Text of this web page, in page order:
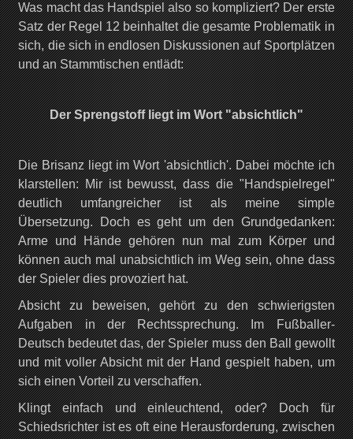
Was macht das Handspiel also so kompliziert? Der erste
Satz der Regel 12 beinhaltet die gesamte Problematik in
sich, die sich in endlosen Diskussionen auf Sportplätzen
und an Stammtischen entlädt:
Der Sprengstoff liegt im Wort "absichtlich"
Die Brisanz liegt im Wort 'absichtlich'. Dabei möchte ich
klarstellen: Mir ist bewusst, dass die "Handspielregel"
deutlich umfangreicher ist als meine simple
Übersetzung. Doch es geht um den Grundgedanken:
Arme und Hände gehören nun mal zum Körper und
können auch mal unabsichtlich im Weg sein, ohne dass
der Spieler dies provoziert hat.
Absicht zu beweisen, gehört zu den schwierigsten
Aufgaben in der Rechtssprechung. Im Fußballer-
Deutsch bedeutet das, der Spieler muss den Ball gewollt
und mit voller Absicht mit der Hand gespielt haben, um
sich einen Vorteil zu verschaffen.
Klingt einfach und einleuchtend, oder? Doch für
Schiedsrichter ist es oft eine Herausforderung, zwischen